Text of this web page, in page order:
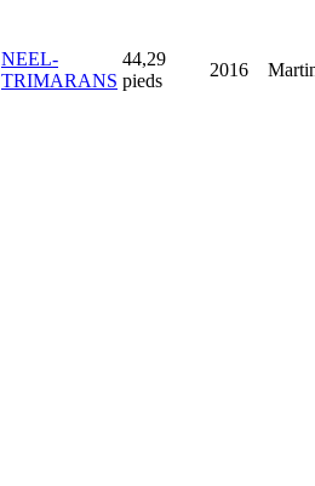
NEEL-
TRIMARANS
44,29
pieds
2016